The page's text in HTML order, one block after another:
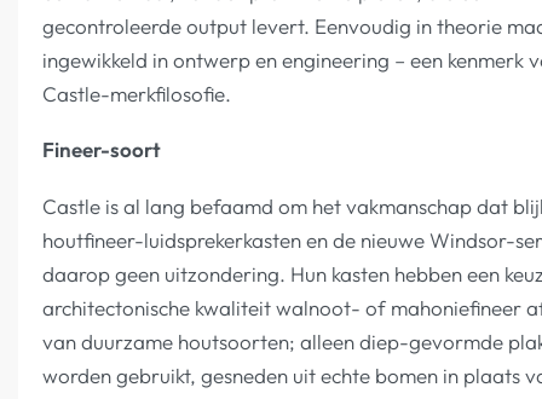
gecontroleerde output levert. Eenvoudig in theorie
ingewikkeld in ontwerp en engineering – een kenmerk
Castle-merkfilosofie.
Fineer-soort
Castle is al lang befaamd om het vakmanschap dat
houtfineer-luidsprekerkasten en de nieuwe Windsor-
daarop geen uitzondering. Hun kasten hebben een
architectonische kwaliteit walnoot- of mahoniefineer
van duurzame houtsoorten; alleen diep-gevormde
worden gebruikt, gesneden uit echte bomen in plaats